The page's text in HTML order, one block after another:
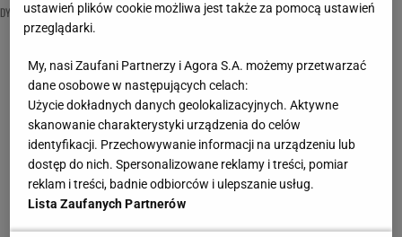
DYKTANDO NAJNOWSZE QUIZY DZISIAJ DODANE ORTOGRAFIA
ustawień plików cookie możliwa jest także za pomocą ustawień
przeglądarki.
My, nasi Zaufani Partnerzy i Agora S.A. możemy przetwarzać
dane osobowe w następujących celach:
Użycie dokładnych danych geolokalizacyjnych. Aktywne
skanowanie charakterystyki urządzenia do celów
identyfikacji. Przechowywanie informacji na urządzeniu lub
dostęp do nich. Spersonalizowane reklamy i treści, pomiar
reklam i treści, badnie odbiorców i ulepszanie usług.
Lista Zaufanych Partnerów